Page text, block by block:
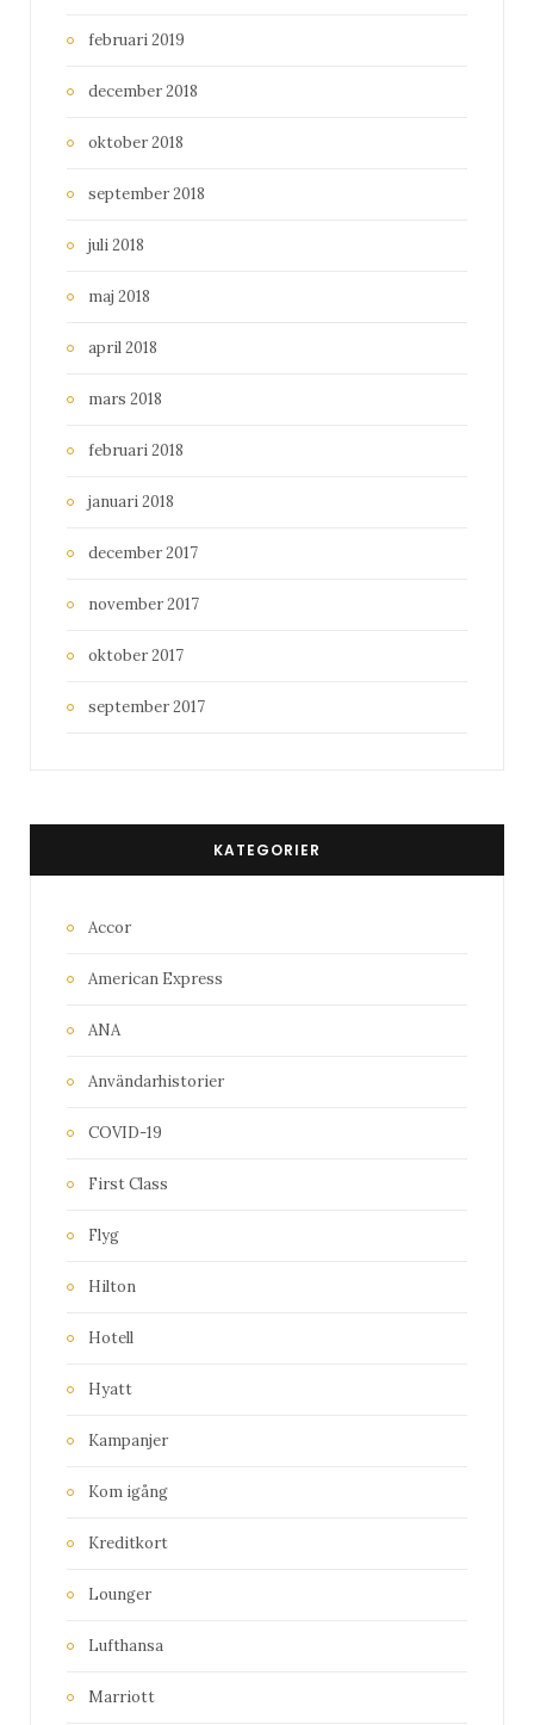
februari 2019
december 2018
oktober 2018
september 2018
juli 2018
maj 2018
april 2018
mars 2018
februari 2018
januari 2018
december 2017
november 2017
oktober 2017
september 2017
KATEGORIER
Accor
American Express
ANA
Användarhistorier
COVID-19
First Class
Flyg
Hilton
Hotell
Hyatt
Kampanjer
Kom igång
Kreditkort
Lounger
Lufthansa
Marriott